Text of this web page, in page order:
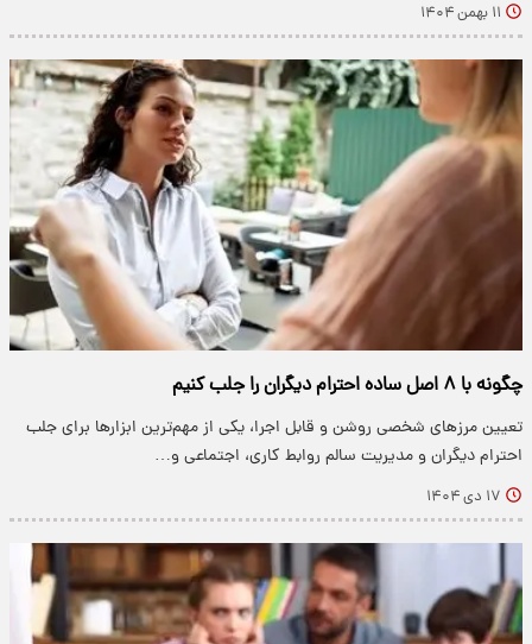
۱۱ بهمن ۱۴۰۴
چگونه با ۸ اصل ساده احترام دیگران را جلب کنیم
تعیین مرزهای شخصی روشن و قابل اجرا، یکی از مهم‌ترین ابزارها برای جلب
احترام دیگران و مدیریت سالم روابط کاری، اجتماعی و…
۱۷ دی ۱۴۰۴